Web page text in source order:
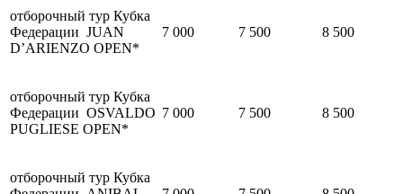
отборочный тур Кубка
Федерации JUAN
D’ARIENZO OPEN*
7 000 7 500 8 500
отборочный тур Кубка
Федерации OSVALDO
PUGLIESE OPEN*
7 000 7 500 8 500
отборочный тур Кубка